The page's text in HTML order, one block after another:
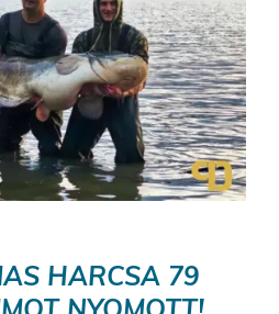
HARCSA 79